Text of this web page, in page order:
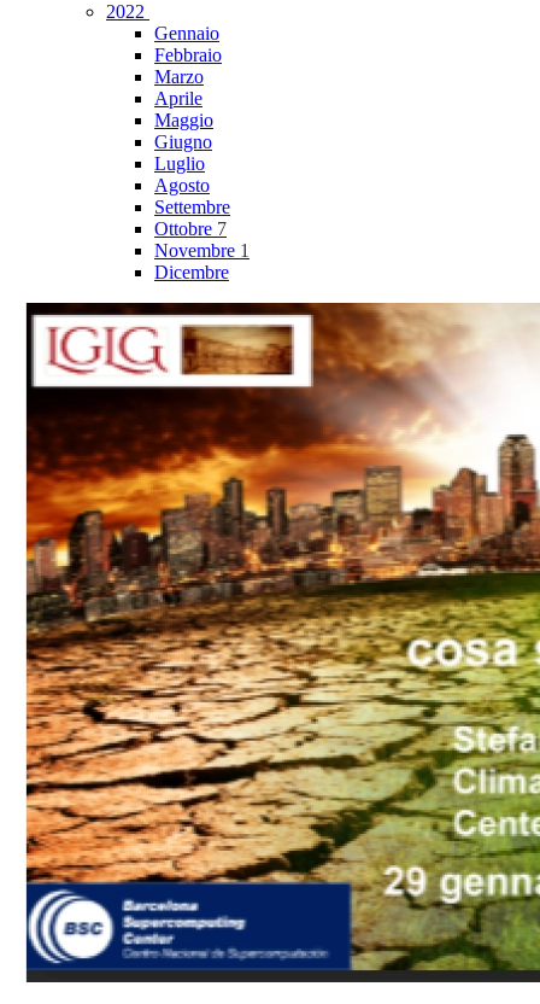
2022
Gennaio
Febbraio
Marzo
Aprile
Maggio
Giugno
Luglio
Agosto
Settembre
Ottobre 7
Novembre 1
Dicembre